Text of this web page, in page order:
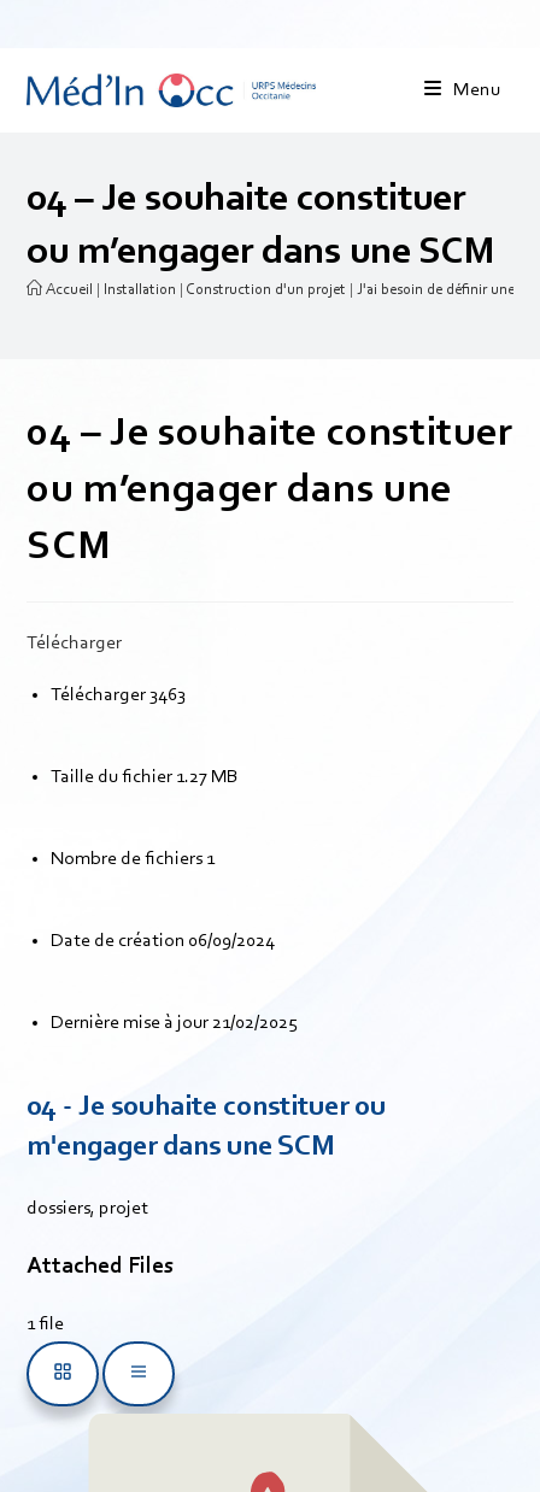
Menu
04 – Je souhaite constituer
ou m’engager dans une SCM
Accueil Installation Construction d'un projet |J'ai besoin de définir une
04 – Je souhaite constituer
ou m’engager dans une
SCM
Télécharger
Télécharger3463
Taille du fichier 1.27 MB
Nombre de fichiers 1
Date de création 06/09/2024
Dernière mise à jour21/02/2025
04 - Je souhaite constituer ou
m'engager dans une SCM
dossiers, projet
Attached Files
1 file